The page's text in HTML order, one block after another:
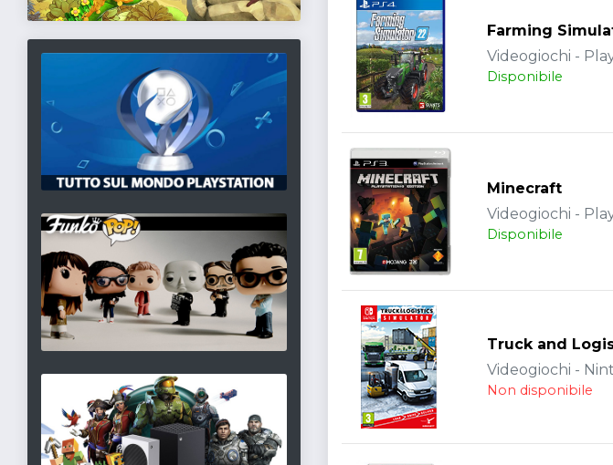
Farming
Videogiochi -
Disponibile
Minecraft
Videogiochi -
Disponibile
Truck and
Videogiochi -
Non disponibile